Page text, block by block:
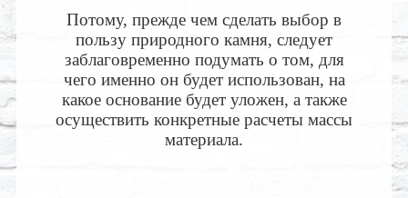
Потому, прежде чем сделать выбор в
пользу природного камня, следует
заблаговременно подумать о том, для
чего именно он будет использован, на
какое основание будет уложен, а также
осуществить конкретные расчеты массы
материала.